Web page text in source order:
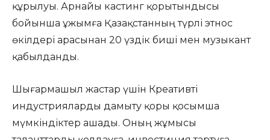
құрылуы. Арнайы кастинг қорытындысы
бойынша ұжымға Қазақстанның түрлі этнос
өкілдері арасынан 20 үздік биші мен музыкант
қабылданды.
Шығармашыл жастар үшін Креативті
индустрияларды дамыту қоры қосымша
мүмкіндіктер ашады. Оның жұмысы